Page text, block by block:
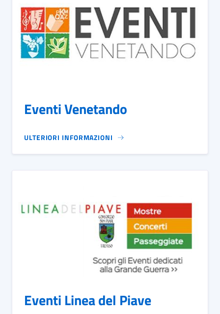
Eventi Venetando
ULTERIORI INFORMAZIONI
Eventi Linea del Piave